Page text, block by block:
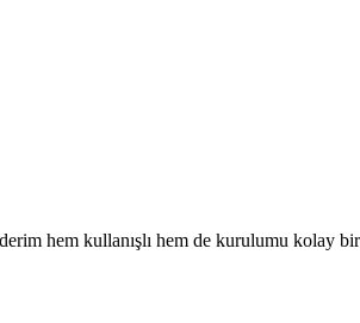
hem kullanışlı hem de kurulumu kolay